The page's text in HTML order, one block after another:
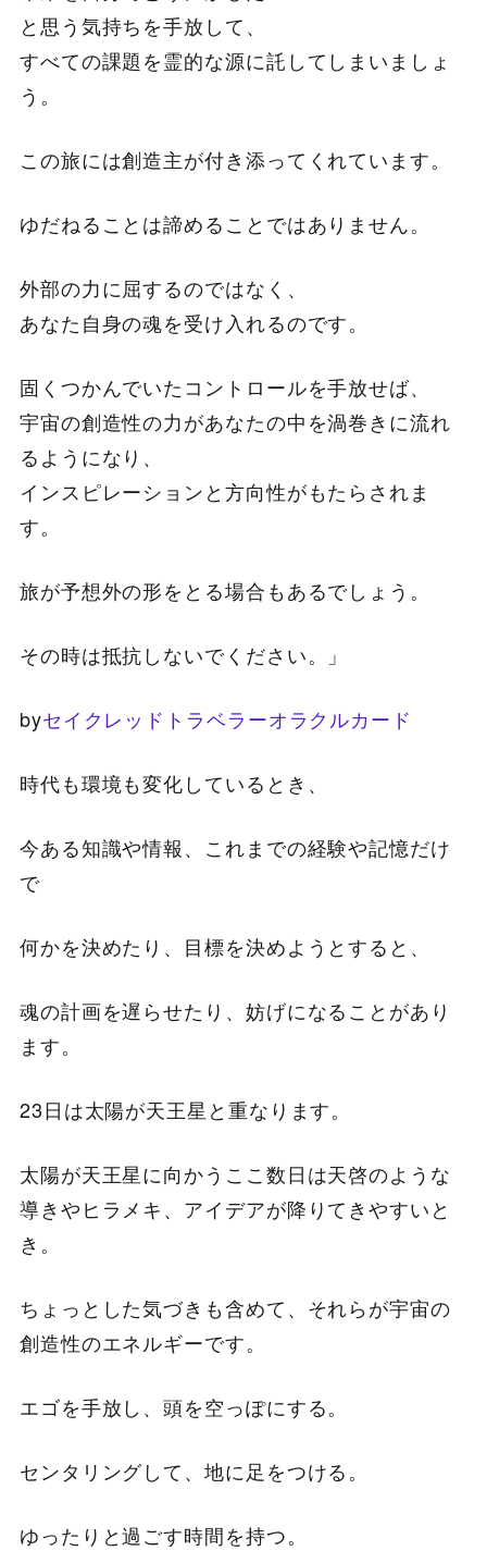
と思う気持ちを手放して、
すべての課題を霊的な源に託してしまいましょ
う。
この旅には創造主が付き添ってくれています。
ゆだねることは諦めることではありません。
外部の力に屈するのではなく、
あなた自身の魂を受け入れるのです。
固くつかんでいたコントロールを手放せば、
宇宙の創造性の力があなたの中を渦巻きに流れ
るようになり、
インスピレーションと方向性がもたらされま
す。
旅が予想外の形をとる場合もあるでしょう。
その時は抵抗しないでください。」
byセイクレッドトラベラーオラクルカード
時代も環境も変化しているとき、
今ある知識や情報、これまでの経験や記憶だけ
で
何かを決めたり、目標を決めようとすると、
魂の計画を遅らせたり、妨げになることがあり
ます。
23日は太陽が天王星と重なります。
太陽が天王星に向かうここ数日は天啓のような
導きやヒラメキ、アイデアが降りてきやすいと
き。
ちょっとした気づきも含めて、それらが宇宙の
創造性のエネルギーです。
エゴを手放し、頭を空っぽにする。
センタリングして、地に足をつける。
ゆったりと過ごす時間を持つ。